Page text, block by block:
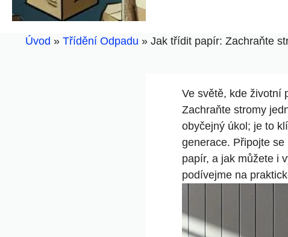
Úvod » Třídění Odpadu » Jak třídit papír: Zachraňte
Ve světě, kde životní
Zachraňte stromy
obyčejný úkol; je to
generace. Připojte
papír, a jak můžete i
podívejme na